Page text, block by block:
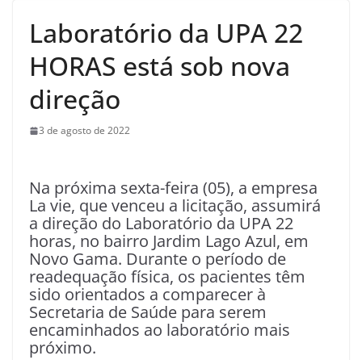
Laboratório da UPA 22
HORAS está sob nova
direção
3 de agosto de 2022
Na próxima sexta-feira (05), a empresa
La vie, que venceu a licitação, assumirá
a direção do Laboratório da UPA 22
horas, no bairro Jardim Lago Azul, em
Novo Gama. Durante o período de
readequação física, os pacientes têm
sido orientados a comparecer à
Secretaria de Saúde para serem
encaminhados ao laboratório mais
próximo.